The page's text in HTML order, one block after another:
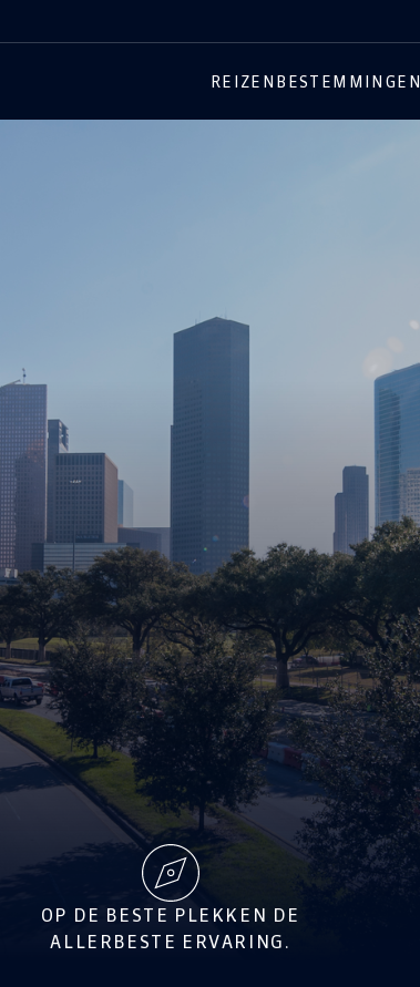
REIZEN BESTEMMINGEN
OP DE BESTE PLEKKEN DE
ALLERBESTE ERVARING.